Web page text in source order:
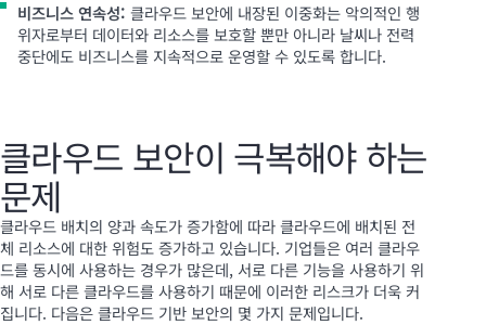
비즈니스 연속성: 클라우드 보안에 내장된 이중화는 악의적인 행
위자로부터 데이터와 리소스를 보호할 뿐만 아니라 날씨나 전력
중단에도 비즈니스를 지속적으로 운영할 수 있도록 합니다.
클라우드 보안이 극복해야 하는
문제
클라우드 배치의 양과 속도가 증가함에 따라 클라우드에 배치된 전
체 리소스에 대한 위험도 증가하고 있습니다. 기업들은 여러 클라우
드를 동시에 사용하는 경우가 많은데, 서로 다른 기능을 사용하기 위
해 서로 다른 클라우드를 사용하기 때문에 이러한 리스크가 더욱 커
집니다. 다음은 클라우드 기반 보안의 몇 가지 문제입니다.